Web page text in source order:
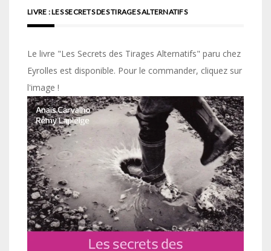
LIVRE : LES SECRETS DES TIRAGES ALTERNATIFS
Le livre "Les Secrets des Tirages Alternatifs" paru chez
Eyrolles est disponible. Pour le commander, cliquez sur
l'image !